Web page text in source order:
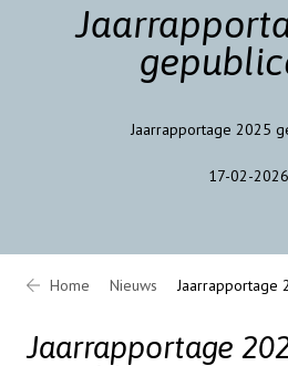
Jaarrapportage 2025
17-02-2026
Home Nieuws Jaarrapportage
Jaarrapportage
Organisatie